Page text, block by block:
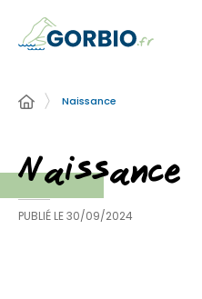
Naissance
Naissance
PUBLIÉ LE30/09/2024